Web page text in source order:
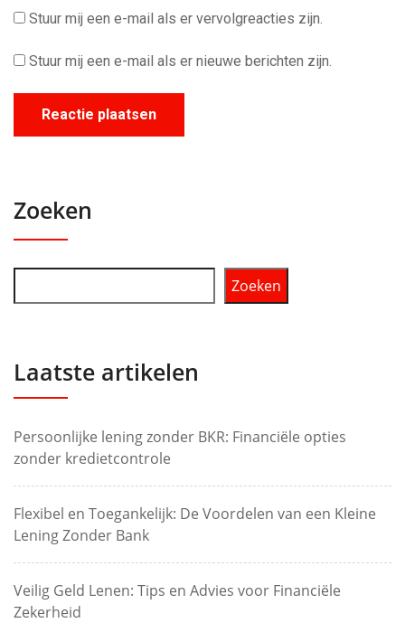
Stuur mij een e-mail als er vervolgreacties zijn.
Stuur mij een e-mail als er nieuwe berichten zijn.
Zoeken
Zoeken
Laatste artikelen
Persoonlijke lening zonder BKR: Financiële opties
zonder kredietcontrole
Flexibel en Toegankelijk: De Voordelen van een Kleine
Lening Zonder Bank
Veilig Geld Lenen: Tips en Advies voor Financiële
Zekerheid